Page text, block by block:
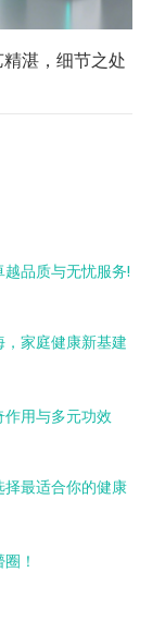
湛，细节之处
品质与无忧服务!
家庭健康新基建
用与多元功效
最适合你的健康
！